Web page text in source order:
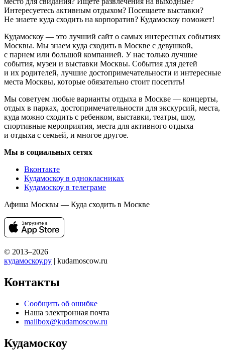
Интересуетесь активным отдыхом? Посещаете выставки?
Не знаете куда сходить на корпоратив? Кудамоскоу поможет!
Кудамоскоу — это лучший сайт о самых интересных событиях
Москвы. Мы знаем куда сходить в Москве с девушкой,
с парнем или большой компанией. У нас только лучшие
события, музеи и выставки Москвы. События для детей
и их родителей, лучшие достопримечательности и интересные
места Москвы, которые обязательно стоит посетить!
Мы советуем любые варианты отдыха в Москве — концерты,
отдых в парках, достопримечательности для экскурсий, места,
куда можно сходить с ребенком, выставки, театры, шоу,
спортивные мероприятия, места для активного отдыха
и отдыха с семьей, и многое другое.
Мы в социальных сетях
Вконтакте
Кудамоскоу в однокласниках
Кудамоскоу в телеграме
Афиша Москвы — Куда сходить в Москве
© 2013–2026
кудамоскоу.ру | kudamoscow.ru
Контакты
Сообщить об ошибке
Наша электронная почта
mailbox@kudamoscow.ru
Кудамоскоу